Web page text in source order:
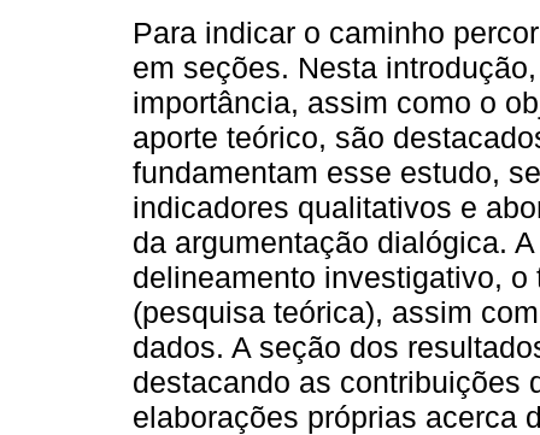
Para indicar o caminho
em seções. Nesta
importância, assim como o
aporte teórico, são
fundamentam esse estudo,
indicadores qualitativos e
da argumentação dialógica.
delineamento investigativo,
(pesquisa teórica), assim
dados. A seção dos
destacando as contribuições
elaborações próprias acerca